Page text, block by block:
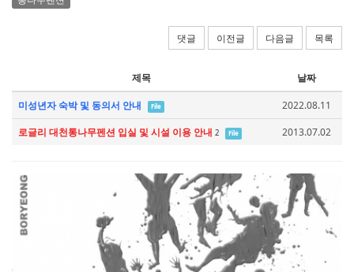
댓글 이전글 다음글 목록
제목 날짜
미성년자 숙박 및 동의서 안내 File
2022.08.11
로글리 대천통나무펜션 입실 및 시설 이용 안내 2 File 2013.07.02